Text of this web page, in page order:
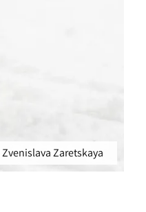
Zaretskaya